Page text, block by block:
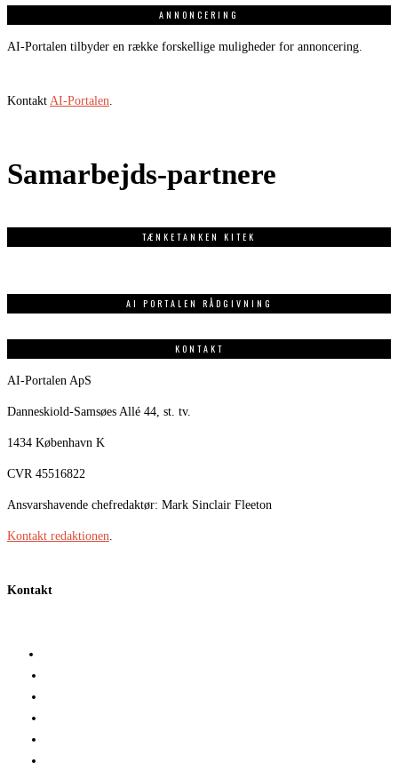
ANNONCERING
AI-Portalen tilbyder en række forskellige muligheder for annoncering.
Kontakt AI-Portalen
Samarbejds-partnere
TÆNKETANKEN KITEK
AI PORTALEN RÅDGIVNING
KONTAKT
AI-Portalen ApS
Danneskiold-Samsøes Allé 44, st. tv.
1434 København K
CVR 45516822
Ansvarshavende chefredaktør: Mark Sinclair Fleeton
Kontakt redaktionen
Kontakt